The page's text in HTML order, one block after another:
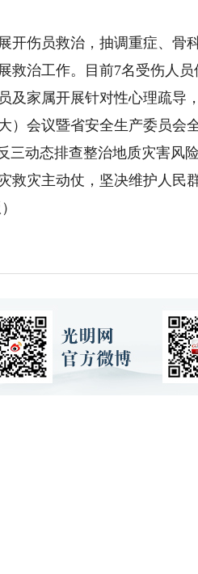
伤员救治，抽调重症、骨
治工作。目前7名受伤人员
家属开展针对性心理疏导
会议暨省安全生产委员会
三动态排查整治地质灾害风
灾主动仗，坚决维护人民